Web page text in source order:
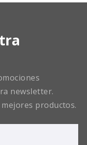
newsletter.
productos.